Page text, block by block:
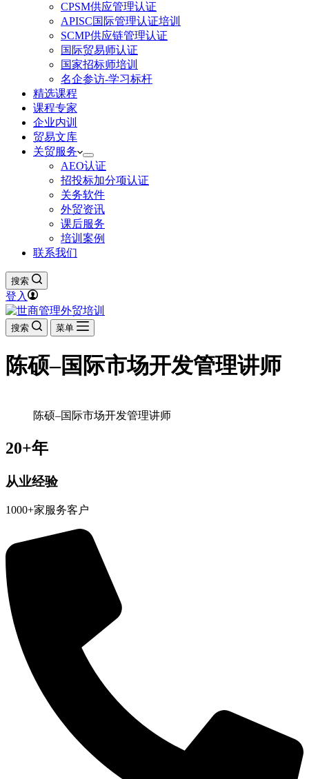
CPSM供应管理认证
APISC国际管理认证培训
SCMP供应链管理认证
国际贸易师认证
国家招标师培训
名企参访-学习标杆
精选课程
课程专家
企业内训
贸易文库
关贸服务
AEO认证
招投标加分项认证
关务软件
外贸资讯
课后服务
培训案例
联系我们
搜索
登入
搜索 菜单
陈硕–国际市场开发管理讲师
陈硕–国际市场开发管理讲师
20+年
从业经验
1000+家服务客户